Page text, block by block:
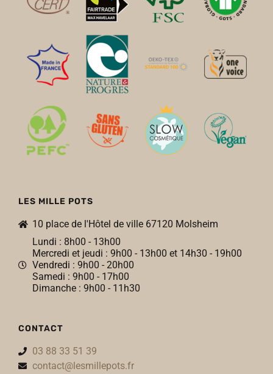
LES MILLE POTS
10 place de l'Hôtel de ville 67120 Molsheim
Lundi : 8h00 - 13h00
Mercredi et jeudi : 9h00 - 13h00 et 14h30 - 19h00
Vendredi : 9h00 - 20h00
Samedi : 9h00 - 17h00
Dimanche : 9h00 - 11h30
CONTACT
03 88 33 51 39
contact@lesmillepots.fr